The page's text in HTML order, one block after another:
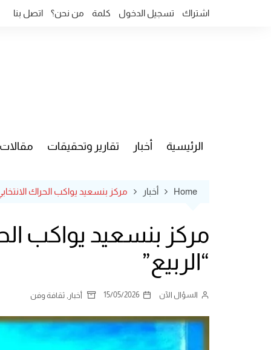
اشتراك تسجيل الدخول كلمة من نحن؟ اتصل بنا
الرئيسية أخبار تقارير وتحقيقات مقالات
Home أخبار مركز بنسعيد يواكب الحراك الانتخابي المغربي
“الربيع”
السؤال الآن 15/05/2026 أخبار ثقافة وفن